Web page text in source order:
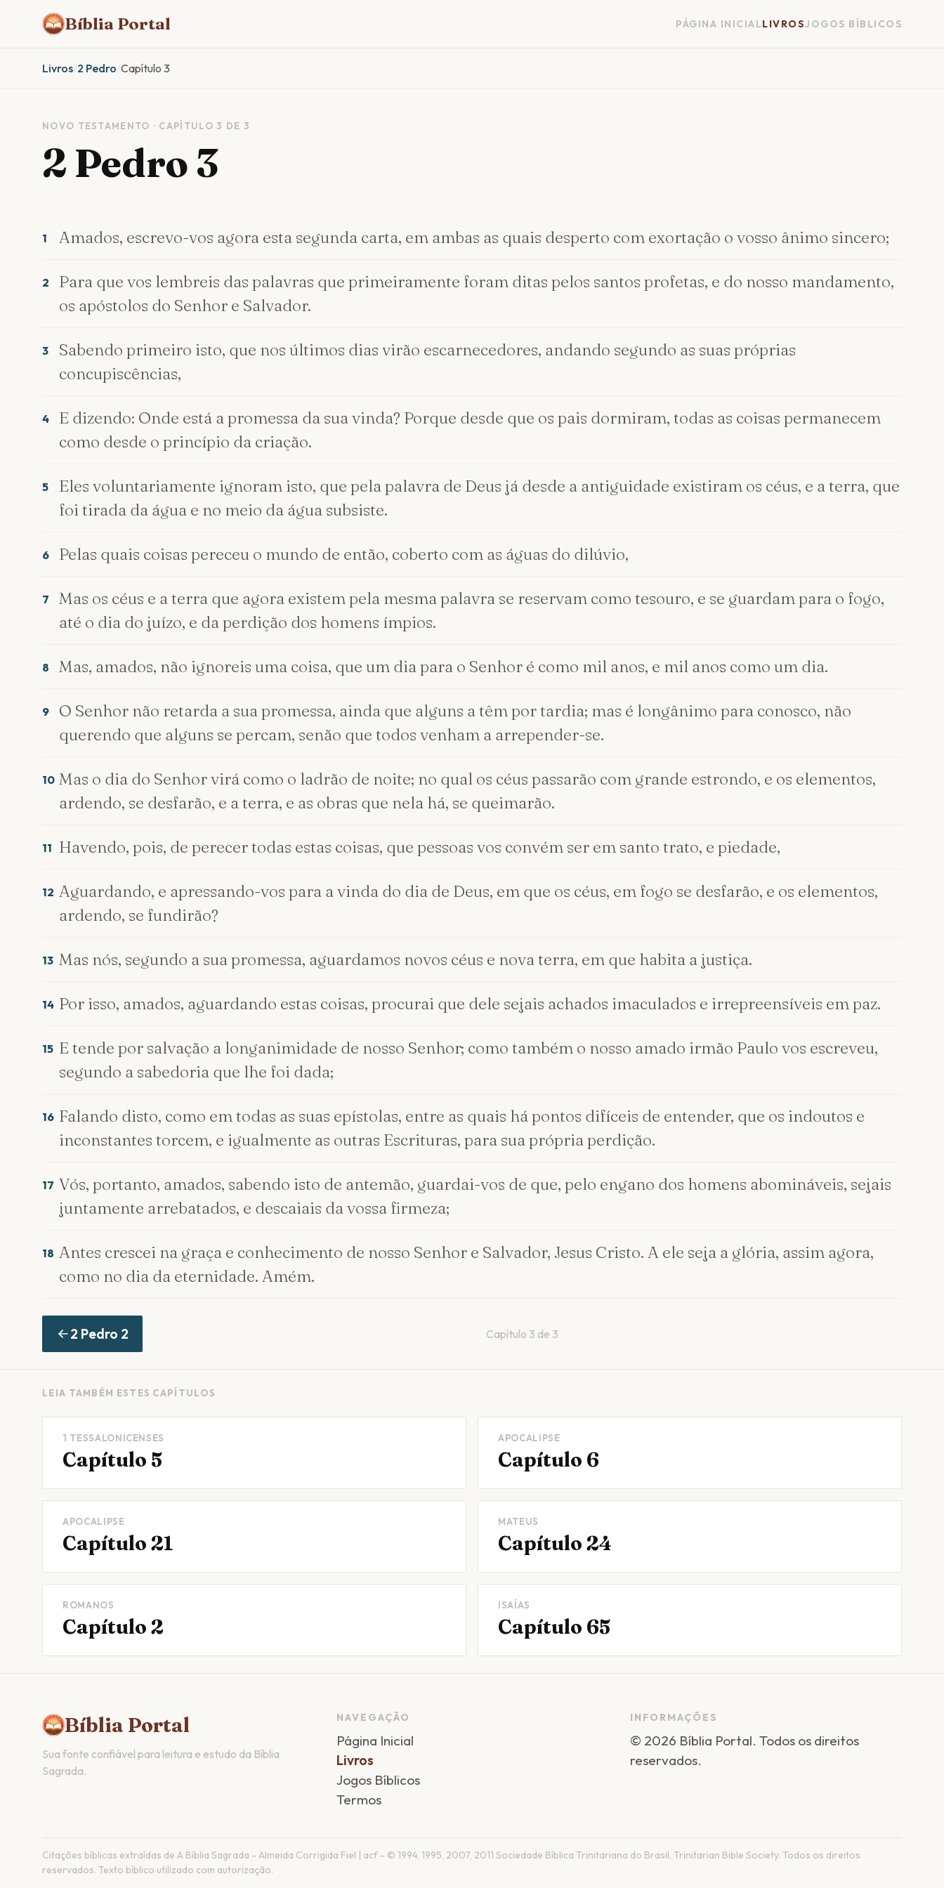
Bíblia Portal PÁGINA INICIALLIVROSJOGOS BÍBLICOS
Livros/2 Pedro/Capítulo 3
NOVO TESTAMENTO · CAPÍTULO 3 DE 3
2 Pedro 3
1 Amados, escrevo-vos agora esta segunda carta, em ambas as quais desperto com exortação o vosso ânimo sincero;
2
Para que vos lembreis das palavras que primeiramente foram ditas pelos santos profetas, e do nosso mandamento,
os apóstolos do Senhor e Salvador.
3
Sabendo primeiro isto, que nos últimos dias virão escarnecedores, andando segundo as suas próprias
concupiscências,
4
E dizendo: Onde está a promessa da sua vinda? Porque desde que os pais dormiram, todas as coisas permanecem
como desde o princípio da criação.
5
Eles voluntariamente ignoram isto, que pela palavra de Deus já desde a antiguidade existiram os céus, e a terra, que
foi tirada da água e no meio da água subsiste.
6 Pelas quais coisas pereceu o mundo de então, coberto com as águas do dilúvio,
7
Mas os céus e a terra que agora existem pela mesma palavra se reservam como tesouro, e se guardam para o fogo,
até o dia do juízo, e da perdição dos homens ímpios.
8 Mas, amados, não ignoreis uma coisa, que um dia para o Senhor é como mil anos, e mil anos como um dia.
9
O Senhor não retarda a sua promessa, ainda que alguns a têm por tardia; mas é longânimo para conosco, não
querendo que alguns se percam, senão que todos venham a arrepender-se.
10 Mas o dia do Senhor virá como o ladrão de noite; no qual os céus passarão com grande estrondo, e os elementos,
ardendo, se desfarão, e a terra, e as obras que nela há, se queimarão.
11 Havendo, pois, de perecer todas estas coisas, que pessoas vos convém ser em santo trato, e piedade,
12 Aguardando, e apressando-vos para a vinda do dia de Deus, em que os céus, em fogo se desfarão, e os elementos,
ardendo, se fundirão?
13 Mas nós, segundo a sua promessa, aguardamos novos céus e nova terra, em que habita a justiça.
14 Por isso, amados, aguardando estas coisas, procurai que dele sejais achados imaculados e irrepreensíveis em paz.
15 E tende por salvação a longanimidade de nosso Senhor; como também o nosso amado irmão Paulo vos escreveu,
segundo a sabedoria que lhe foi dada;
16 Falando disto, como em todas as suas epístolas, entre as quais há pontos difíceis de entender, que os indoutos e
inconstantes torcem, e igualmente as outras Escrituras, para sua própria perdição.
17 Vós, portanto, amados, sabendo isto de antemão, guardai-vos de que, pelo engano dos homens abomináveis, sejais
juntamente arrebatados, e descaiais da vossa firmeza;
18 Antes crescei na graça e conhecimento de nosso Senhor e Salvador, Jesus Cristo. A ele seja a glória, assim agora,
como no dia da eternidade. Amém.
Capítulo 3 de 3
2 Pedro 2
LEIA TAMBÉM ESTES CAPÍTULOS
1 TESSALONICENSES
Capítulo 5
APOCALIPSE
Capítulo 6
APOCALIPSE
Capítulo 21
MATEUS
Capítulo 24
ROMANOS
Capítulo 2
ISAÍAS
Capítulo 65
Bíblia Portal
Sua fonte confiável para leitura e estudo da Bíblia
Sagrada.
NAVEGAÇÃO
Página Inicial
Livros
Jogos Bíblicos
Termos
INFORMAÇÕES
© 2026 Bíblia Portal. Todos os direitos
reservados.
Citações bíblicas extraídas de A Bíblia Sagrada - Almeida Corrigida Fiel | acf - © 1994, 1995, 2007, 2011 Sociedade Bíblica Trinitariana do Brasil, Trinitarian Bible Society. Todos os direitos
reservados. Texto bíblico utilizado com autorização.